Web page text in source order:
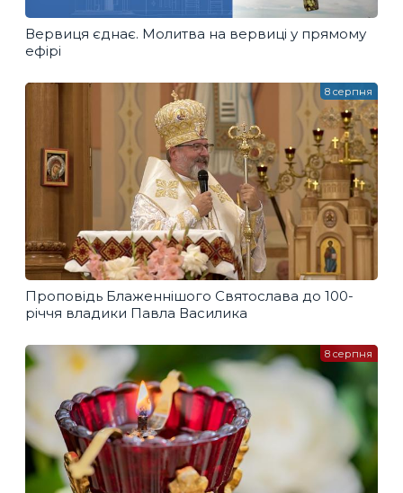
Вервиця єднає. Молитва на вервиці у прямому
ефірі
Проповідь Блаженнішого Святослава до 100-
річчя владики Павла Василика
8 серпня
8 серпня